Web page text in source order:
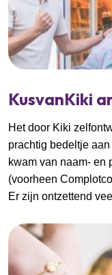
KusvanKiki
Het door Kiki
prachtig bedeltje
kwam van naam- en
(voorheen
Er zijn ontzettend